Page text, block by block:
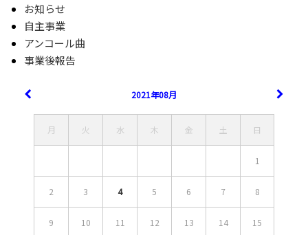
お知らせ
自主事業
アンコール曲
事業後報告
2021年08月
月 火 水 木 金 土 日
1
2 3 4 5 6 7 8
9 10 11 12 13 14 15